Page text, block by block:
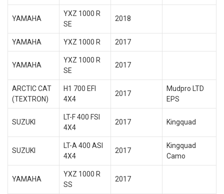
YAMAHA
YXZ 1000 R
SE
2018
YAMAHA YXZ 1000 R 2017
YAMAHA
YXZ 1000 R
SE
2017
ARCTIC CAT
(TEXTRON)
H1 700 EFI
4X4
2017
Mudpro LTD
EPS
SUZUKI
LT-F 400 FSI
4X4
2017 Kingquad
SUZUKI
LT-A 400 ASI
4X4
2017
Kingquad
Camo
YAMAHA
YXZ 1000 R
SS
2017